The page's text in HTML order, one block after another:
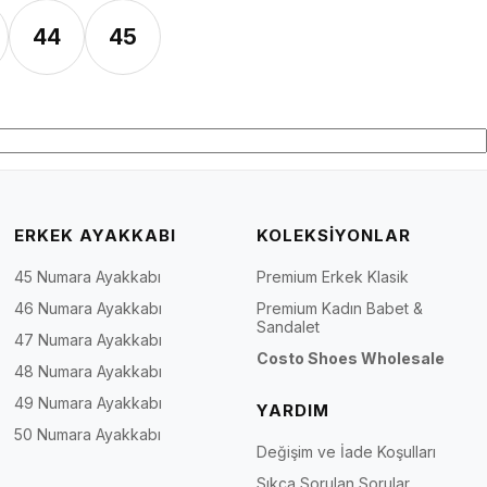
44 45
ERKEK AYAKKABI
45 Numara Ayakkabı
46 Numara Ayakkabı
47 Numara Ayakkabı
48 Numara Ayakkabı
49 Numara Ayakkabı
50 Numara Ayakkabı
KOLEKSİYONLAR
Premium Erkek Klasik
Premium Kadın Babet &
Sandalet
Costo Shoes Wholesale
YARDIM
Değişim ve İade Koşulları